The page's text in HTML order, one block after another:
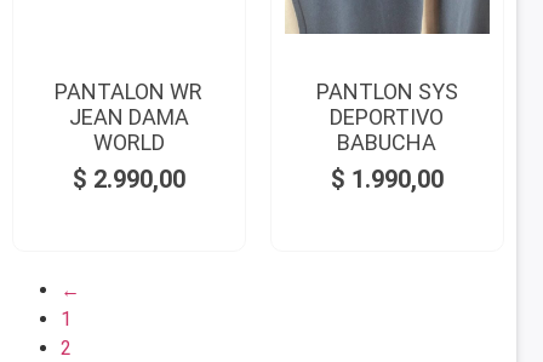
PANTALON WR
JEAN DAMA
WORLD
$ 2.990,00
PANTLON SYS
DEPORTIVO
BABUCHA
$ 1.990,00
←
1
2